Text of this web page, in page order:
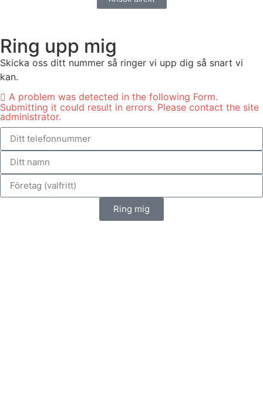
Ring upp mig
Skicka oss ditt nummer så ringer vi upp dig så snart vi
kan.
A problem was detected in the following Form.
Submitting it could result in errors. Please contact the site
administrator.
Ring mig